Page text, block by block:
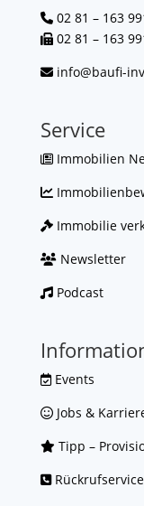
02 81 – 163
02 81 – 163
info@baufi-
Service
Immobilien
Immobilie
Newsletter
Podcast
Events
Jobs &
Tipp –
Rückrufservice